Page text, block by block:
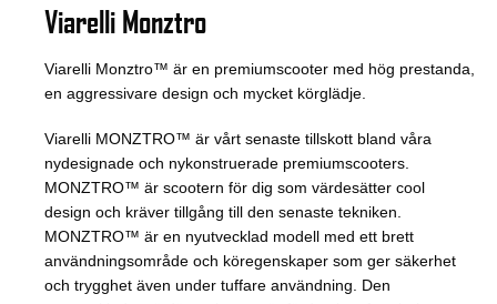
Viarelli Monztro
Viarelli Monztro™ är en premiumscooter med hög prestanda,
en aggressivare design och mycket körglädje.
Viarelli MONZTRO™ är vårt senaste tillskott bland våra
nydesignade och nykonstruerade premiumscooters.
MONZTRO™ är scootern för dig som värdesätter cool
design och kräver tillgång till den senaste tekniken.
MONZTRO™ är en nyutvecklad modell med ett brett
användningsområde och köregenskaper som ger säkerhet
och trygghet även under tuffare användning. Den